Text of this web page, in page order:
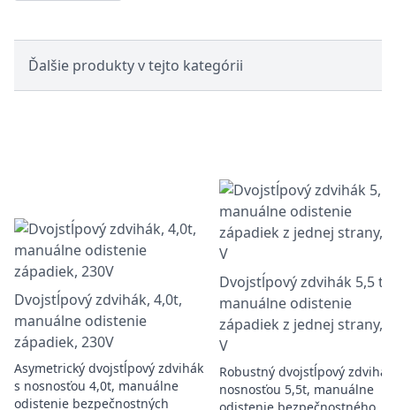
Ďalšie produkty v tejto kategórii
Dvojstĺpový zdvihák, 4,0t,
manuálne odistenie
západiek, 230V
Asymetrický dvojstĺpový zdvihák
s nosnosťou 4,0t, manuálne
odistenie bezpečnostných
Dvojstĺpový zdvihák 5,5 t –
manuálne odistenie
západiek z jednej strany,
V
Robustný dvojstĺpový zdvihák
nosnosťou 5,5t, manuálne